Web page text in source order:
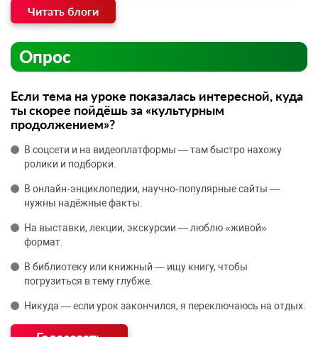
Читать блоги
Опрос
Если тема на уроке показалась интересной, куда
ты скорее пойдёшь за «культурным
продолжением»?
В соцсети и на видеоплатформы — там быстро нахожу
ролики и подборки.
В онлайн‑энциклопедии, научно‑популярные сайты —
нужны надёжные факты.
На выставки, лекции, экскурсии — люблю «живой»
формат.
В библиотеку или книжный — ищу книгу, чтобы
погрузиться в тему глубже.
Никуда — если урок закончился, я переключаюсь на отдых.